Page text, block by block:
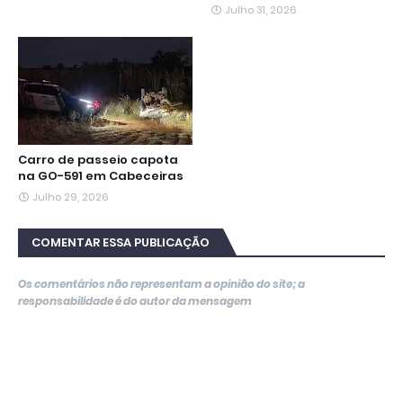
Julho 31, 2026
Carro de passeio capota
na GO-591 em Cabeceiras
Julho 29, 2026
COMENTAR ESSA PUBLICAÇÃO
Os comentários não representam a opinião do site; a
responsabilidade é do autor da mensagem